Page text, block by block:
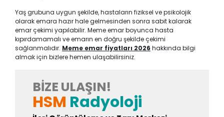
BIZE ULAŞIN!
HSM Radyoloji
Yaş grubuna uygun şekilde, hastaların fiziksel ve psikolojik
olarak emara hazır hale gelmesinden sonra sabit kalarak
emar çekimi yapılabilir. Meme emar boyunca hasta
kıpırdamamalı ve emarın en doğru şekilde çekimi
sağlanmalıdır. Meme emar fiyatları 2026 hakkında bilgi
almak için bizlere hemen ulaşabilirsiniz.